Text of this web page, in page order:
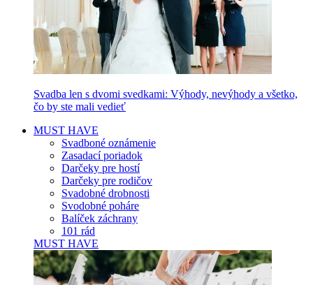
Svadba len s dvomi svedkami: Výhody, nevýhody a všetko,
čo by ste mali vedieť
MUST HAVE
Svadboné oznámenie
Zasadací poriadok
Darčeky pre hostí
Darčeky pre rodičov
Svadobné drobnosti
Svodobné poháre
Balíček záchrany
101 rád
MUST HAVE